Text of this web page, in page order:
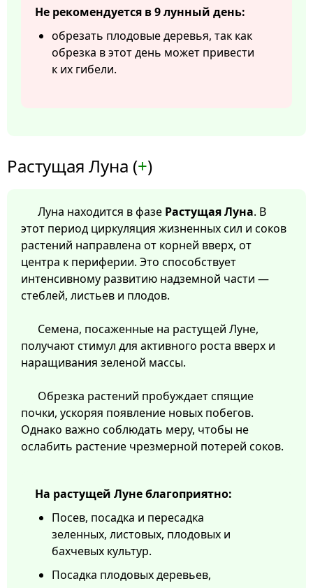
Не рекомендуется в 9 лунный день:
обрезать плодовые деревья, так как
обрезка в этот день может привести
к их гибели.
Растущая Луна (+)
Луна находится в фазе Растущая Луна. В
этот период циркуляция жизненных сил и соков
растений направлена от корней вверх, от
центра к периферии. Это способствует
интенсивному развитию надземной части —
стеблей, листьев и плодов.
Семена, посаженные на растущей Луне,
получают стимул для активного роста вверх и
наращивания зеленой массы.
Обрезка растений пробуждает спящие
почки, ускоряя появление новых побегов.
Однако важно соблюдать меру, чтобы не
ослабить растение чрезмерной потерей соков.
На растущей Луне благоприятно:
Посев, посадка и пересадка
зеленных, листовых, плодовых и
бахчевых культур.
Посадка плодовых деревьев,